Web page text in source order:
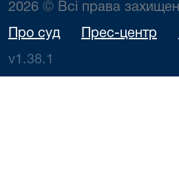
2026 © Всі права
Про суд Прес-центр
v1.38.1